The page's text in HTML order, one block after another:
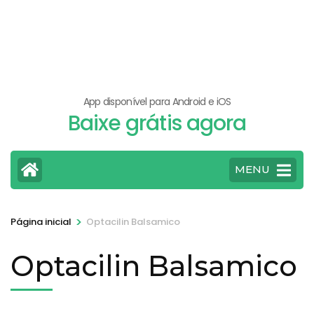
App disponível para Android e iOS
Baixe grátis agora
MENU
Página inicial > Optacilin Balsamico
Optacilin Balsamico